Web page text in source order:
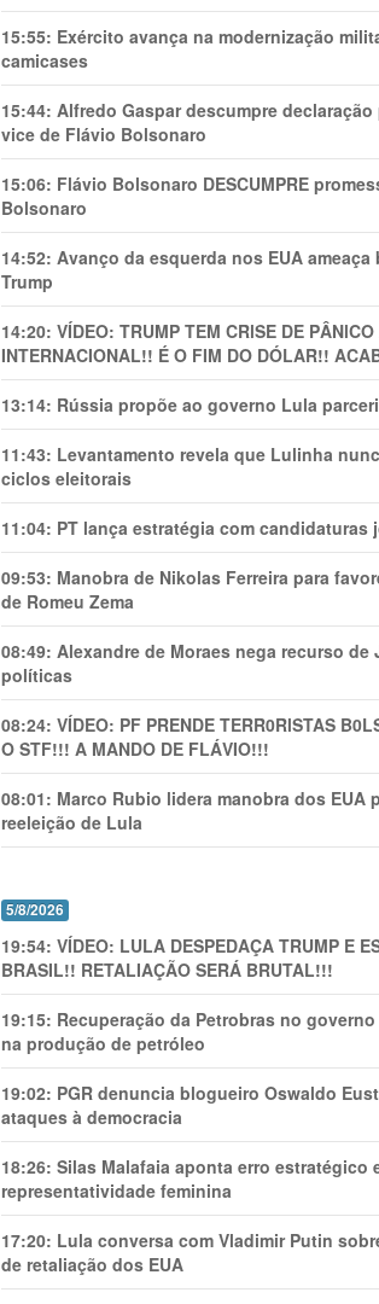
15:55: Exército avança na modernização
camicases
15:44: Alfredo Gaspar descumpre
vice de Flávio Bolsonaro
15:06: Flávio Bolsonaro DESCUMPRE
Bolsonaro
14:52: Avanço da esquerda nos EUA
Trump
14:20: VÍDEO: TRUMP TEM CRlSE DE
INTERNACIONAL!! É O FIM DO DÓLAR!!
13:14: Rússia propõe ao governo Lula
11:43: Levantamento revela que Lulinha
ciclos eleitorais
11:04: PT lança estratégia com
09:53: Manobra de Nikolas Ferreira para
de Romeu Zema
08:49: Alexandre de Moraes nega recurso
políticas
08:24: VÍDEO: PF PRENDE TERR0RlSTAS
O STF!!! A MANDO DE FLÁVIO!!!
08:01: Marco Rubio lidera manobra dos
reeleição de Lula
5/8/2026
19:54: VÍDEO: LULA DESPEDAÇA TRUMP E
BRASIL!! RETALIAÇÃO SERÁ BRUTAL!!!
19:15: Recuperação da Petrobras no
na produção de petróleo
19:02: PGR denuncia blogueiro Oswaldo
ataques à democracia
18:26: Silas Malafaia aponta erro estratégico
representatividade feminina
17:20: Lula conversa com Vladimir Putin
de retaliação dos EUA